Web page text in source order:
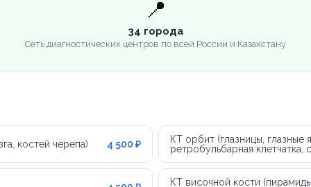
📍
34 города
Сеть диагностических центров по всей России и Казахстану
костей черепа) 4 500 ₽
КТ орбит (глазницы,
ретробульбарная клетчатка,
КТ височной кости